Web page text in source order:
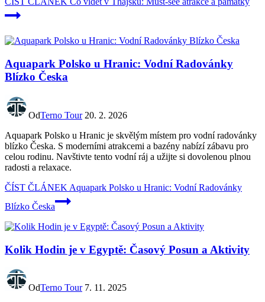
Aquapark Polsko u Hranic: Vodní Radovánky
Blízko Česka
OdTerno Tour 20. 2. 2026
Aquapark Polsko u Hranic je skvělým místem pro vodní radovánky
blízko Česka. S moderními atrakcemi a bazény nabízí zábavu pro
celou rodinu. Navštivte tento vodní ráj a užijte si dovolenou plnou
radosti a relaxace.
ČÍST ČLÁNEK Aquapark Polsko u Hranic: Vodní Radovánky
Blízko Česka
Kolik Hodin je v Egyptě: Časový Posun a Aktivity
OdTerno Tour 7. 11. 2025